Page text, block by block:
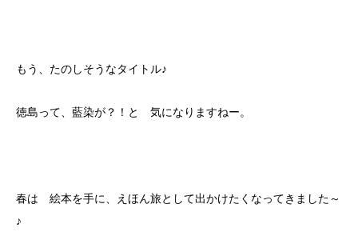
もう、たのしそうなタイトル♪
徳島って、藍染が？！と 気になりますねー。
春は 絵本を手に、えほん旅として出かけたくなってきました～
♪